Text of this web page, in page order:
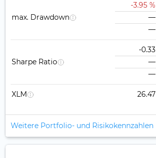
max. Drawdown
-3.95 %
—
—
Sharpe Ratio
-0.33
—
—
XLM 26.47
Weitere Portfolio- und Risikokennzahlen